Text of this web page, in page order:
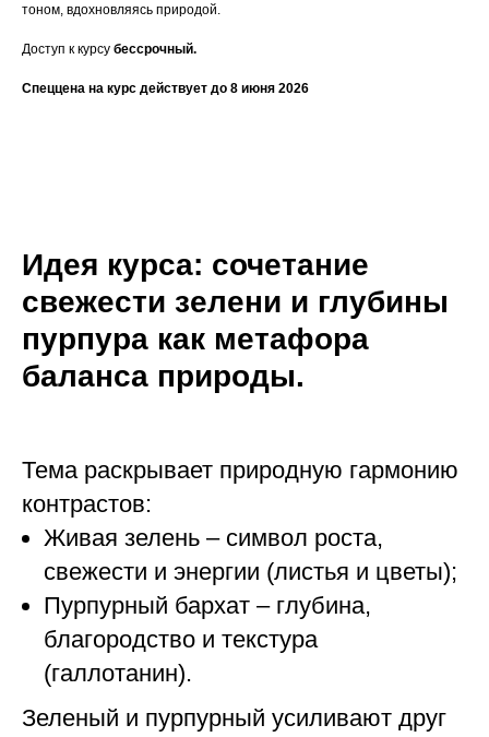
тоном, вдохновляясь природой.
Доступ к курсу бессрочный.
Спеццена на курс действует до 8 июня 2026
Идея курса: сочетание
свежести зелени и глубины
пурпура как метафора
баланса природы.
Тема раскрывает природную гармонию
контрастов:
Живая зелень – символ роста,
свежести и энергии (листья и цветы);
Пурпурный бархат – глубина,
благородство и текстура
(галлотанин).
Зеленый и пурпурный усиливают друг